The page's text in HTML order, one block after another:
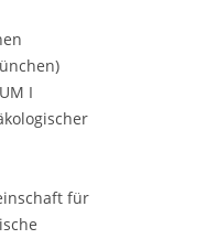
I
für